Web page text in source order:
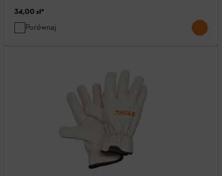
34,00 zł*
Porównaj